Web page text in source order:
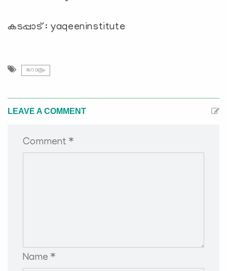
കടപ്പാട് : yaqeeninstitute
ഗോത്രം
LEAVE A COMMENT
Comment *
Name *